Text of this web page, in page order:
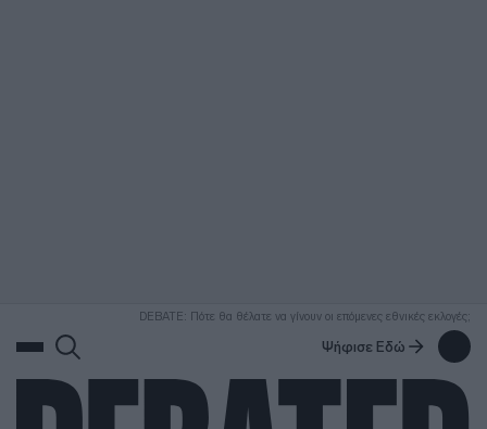
DEBATE: Πότε θα θέλατε να γίνουν οι επόμενες εθνικές εκλογές;
Ψήφισε Εδώ